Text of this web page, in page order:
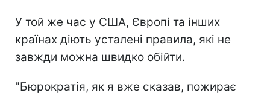
У той же час у США, Європі та інших
країнах діють усталені правила, які не
завжди можна швидко обійти.
"Бюрократія, як я вже сказав, пожирає